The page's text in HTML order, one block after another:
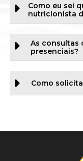
Como eu sei
nutricionista
As consultas
presenciais?
Como